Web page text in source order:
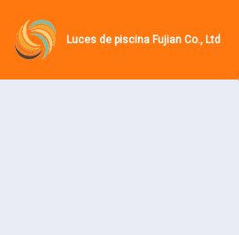
Luces de piscina Fujian Co., Ltd